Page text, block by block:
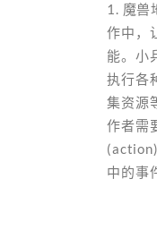
1. 魔兽
作中，
能。小
执行各
集资源
作者需
中的事